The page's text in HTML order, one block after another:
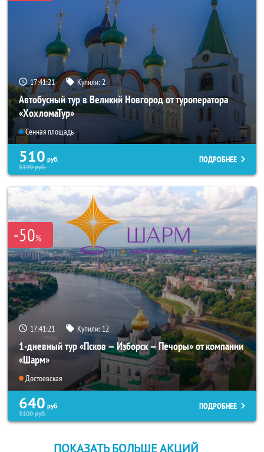
17:41:21 Купили: 2
Автобусный тур в Великий Новгород от туроператора
«ХохломаТур»
Сенная площадь
510 руб.
5190руб.
ПОДРОБНЕЕ
-50%
17:41:21 Купили: 12
1-дневный тур «Псков — Изборск — Печоры» от компании
«Шарм»
Достоевская
640 руб.
5100руб.
ПОДРОБНЕЕ
ПОКАЗАТЬ БОЛЬШЕ АКЦИЙ